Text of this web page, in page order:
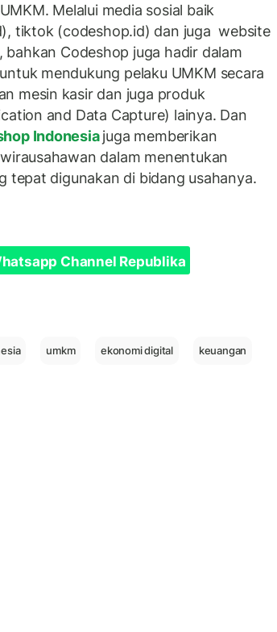
Melalui media sosial baik
tiktok (codeshop.id) dan juga website
bahkan Codeshop juga hadir dalam
mendukung pelaku UMKM secara
mesin kasir dan juga produk
and Data Capture) lainya. Dan
Indonesiajuga memberikan
dalam menentukan
tepat digunakan di bidang usahanya.
Channel Republika
umkm ekonomi digital keuangan